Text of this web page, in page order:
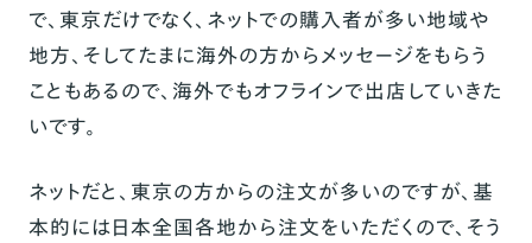
で、東京だけでなく、ネットでの購入者が多い地域や
地方、そしてたまに海外の方からメッセージをもらう
こともあるので、海外でもオフラインで出店していきた
いです。
ネットだと、東京の方からの注文が多いのですが、基
本的には日本全国各地から注文をいただくので、そう